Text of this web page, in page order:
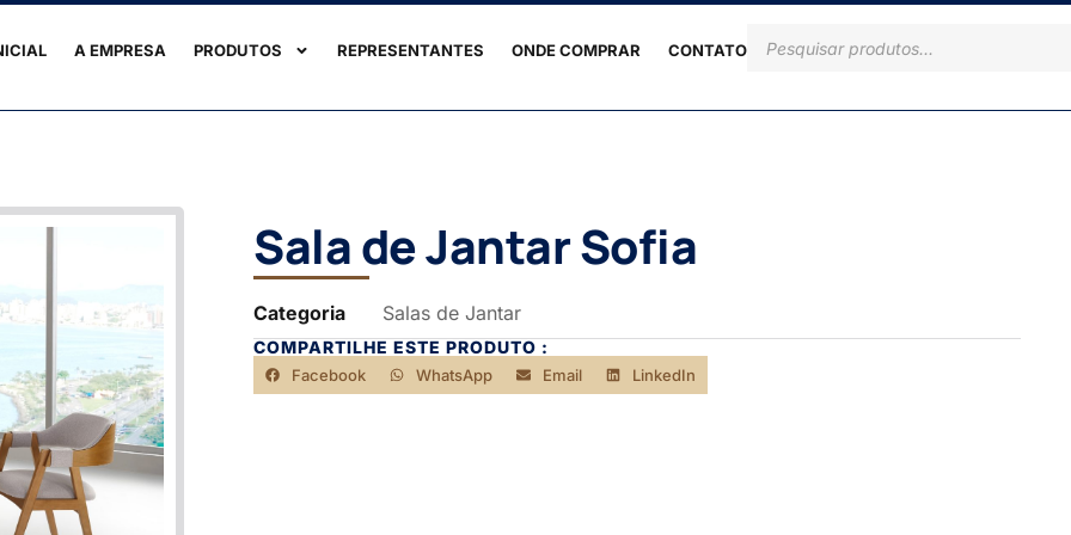
A EMPRESA PRODUTOS REPRESENTANTES ONDE COMPRAR CONTATO
Sala de Jantar Sofia
Categoria Salas de Jantar
COMPARTILHE ESTE PRODUTO :
Facebook WhatsApp Email LinkedIn